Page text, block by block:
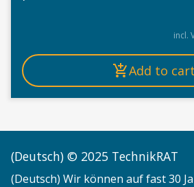
incl.
Add to cart
(Deutsch) © 2025 TechnikRAT
(Deutsch) Wir können auf fast 30